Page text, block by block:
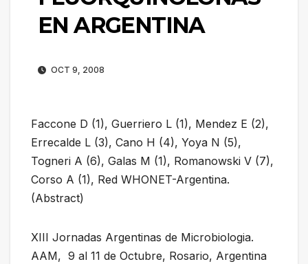
EN ARGENTINA
OCT 9, 2008
Faccone D (1), Guerriero L (1), Mendez E (2),
Errecalde L (3), Cano H (4), Yoya N (5),
Togneri A (6), Galas M (1), Romanowski V (7),
Corso A (1), Red WHONET-Argentina.
(Abstract)
XIII Jornadas Argentinas de Microbiologia.
AAM, 9 al 11 de Octubre, Rosario, Argentina